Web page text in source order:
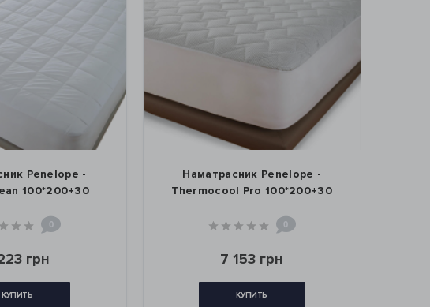
-
Наматрасник Penelope -
Thermocool Pro 100*200+30
0
7 153 грн